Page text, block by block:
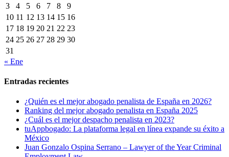
3
4 5 6 7 8
9
10 11 12 13 14 15 16
17 18 19 20 21 22 23
24 25 26 27 28 29 30
31
« Ene
Entradas recientes
¿Quién es el mejor abogado penalista de España en 2026?
Ranking del mejor abogado penalista en España 2025
¿Cuál es el mejor despacho penalista en 2023?
tuAppbogado: La plataforma legal en línea expande su éxito a
México
Juan Gonzalo Ospina Serrano – Lawyer of the Year Criminal